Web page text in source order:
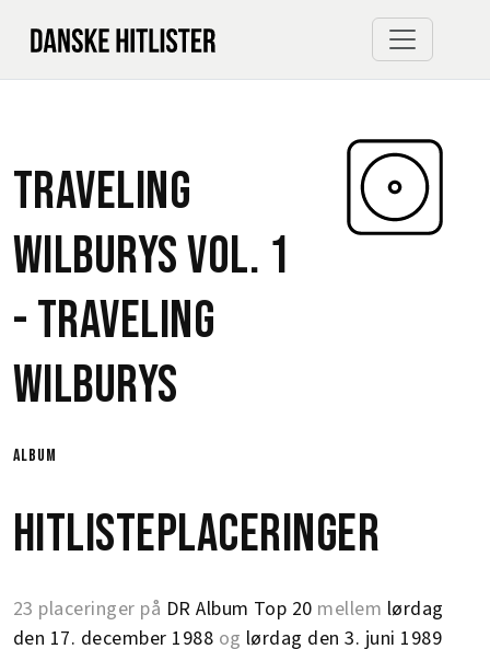
Traveling
Wilburys Vol. 1
-Traveling
Wilburys
album
Hitlisteplaceringer
23 placeringer på DR Album Top 20 mellem lørdag
den 17. december 1988 og lørdag den 3. juni 1989